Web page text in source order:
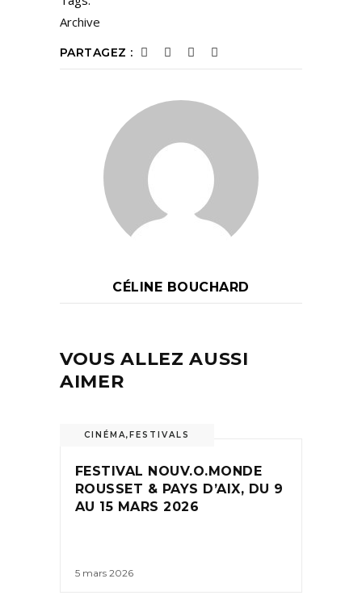
Archive
PARTAGEZ :
CÉLINE BOUCHARD
VOUS ALLEZ AUSSI
AIMER
CINÉMA, FESTIVALS
FESTIVAL NOUV.O.MONDE
ROUSSET & PAYS D’AIX, DU 9
AU 15 MARS 2026
5 mars 2026